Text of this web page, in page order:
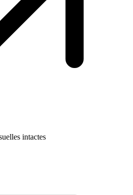
intactes